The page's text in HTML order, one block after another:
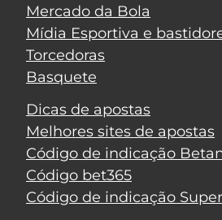
Mercado da Bola
Mídia Esportiva e
Torcedoras
Basquete
Dicas de apostas
Melhores sites de apostas
Código de indicação
Código bet365
Código de indicação